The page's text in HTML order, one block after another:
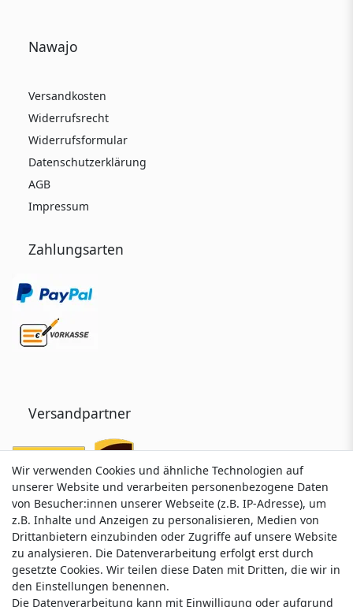
Nawajo
Versandkosten
Widerrufsrecht
Widerrufsformular
Datenschutzerklärung
AGB
Impressum
Zahlungsarten
Versandpartner
Service & Kontakt
Wir verwenden Cookies und ähnliche Technologien auf
unserer Website und verarbeiten personenbezogene Daten
von Besucher:innen unserer Webseite (z.B. IP-Adresse), um
z.B. Inhalte und Anzeigen zu personalisieren, Medien von
Drittanbietern einzubinden oder Zugriffe auf unsere Website
zu analysieren. Die Datenverarbeitung erfolgt erst durch
gesetzte Cookies. Wir teilen diese Daten mit Dritten, die wir in
den Einstellungen benennen.
Die Datenverarbeitung kann mit Einwilligung oder aufgrund
Wir verwenden Cookies und ähnliche Technologien auf
unserer Website und verarbeiten personenbezogene Daten
von Besucher:innen unserer Webseite (z.B. IP-Adresse), um
z.B. Inhalte und Anzeigen zu personalisieren, Medien von
Drittanbietern einzubinden oder Zugriffe auf unsere Website
zu analysieren. Die Datenverarbeitung erfolgt erst durch
gesetzte Cookies. Wir teilen diese Daten mit Dritten, die wir in
den Einstellungen benennen.
Die Datenverarbeitung kann mit Einwilligung oder aufgrund